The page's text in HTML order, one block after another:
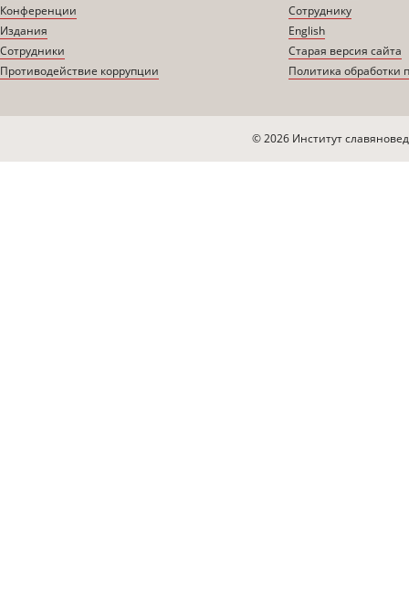
Конференции
Издания
Сотрудники
Противодействие коррупции
Сотруднику
English
Старая версия сайта
Политика обработки
© 2026 Институт